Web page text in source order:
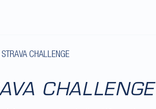
CHALLENGE
CHALLENGE